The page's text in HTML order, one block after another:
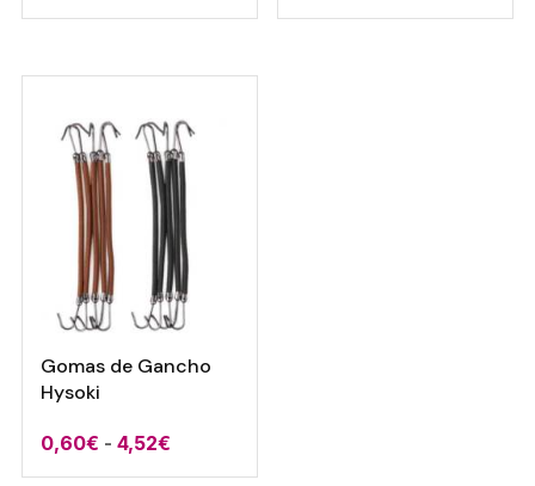
de
Gomas de Gancho
Hysoki
0,60€ - 4,52€Rango
de